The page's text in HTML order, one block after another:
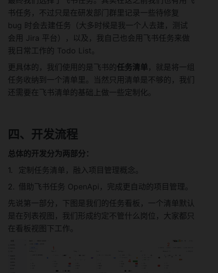
书任务，不过只是在研发部门群里记录一些待修复
bug 时会去建任务（大多时候是我一个人去建，测试
会用 Jira 平台），以及，我自己也会用飞书任务来做
我日常工作的 Todo List。
更具体的，我们使用的是飞书的任务清单，就是将一组
任务收纳到一个清单里。当然只用清单是不够的，我们
还需要在飞书清单的基础上做一些定制化。
四、开发流程
总体的开发分为两部分：
定制任务清单，融入项目管理概念。
借助飞书任务 OpenApi，完成更自动的项目管理。
先说第一部分，下图是我们的任务看板，一个清单默认
是在列表视图，我们形成约定不管什么岗位，大家都只
在看板视图下工作。